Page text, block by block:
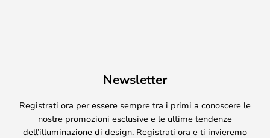
Newsletter
Registrati ora per essere sempre tra i primi a conoscere le
nostre promozioni esclusive e le ultime tendenze
dell’illuminazione di design. Registrati ora e ti invieremo